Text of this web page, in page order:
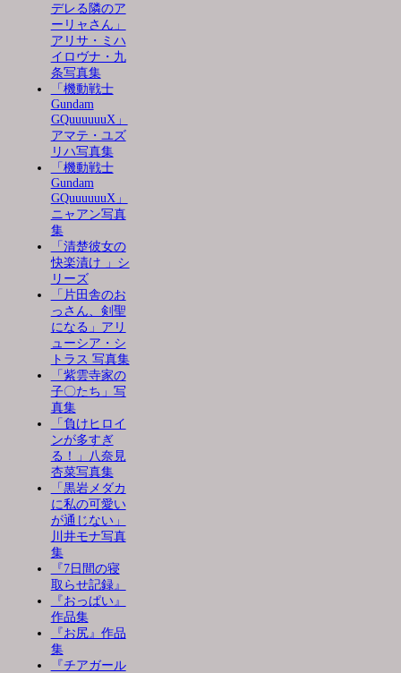
デレる隣のア
ーリャさん」
アリサ・ミハ
イロヴナ・九
条写真集
「機動戦士
Gundam
GQuuuuuuX」
アマテ・ユズ
リハ写真集
「機動戦士
Gundam
GQuuuuuuX」
ニャアン写真
集
「清楚彼女の
快楽漬け 」シ
リーズ
「片田舎のお
っさん、剣聖
になる」アリ
ューシア・シ
トラス 写真集
「紫雲寺家の
子〇たち」写
真集
「負けヒロイ
ンが多すぎ
る！」八奈見
杏菜写真集
「黒岩メダカ
に私の可愛い
が通じない」
川井モナ写真
集
『7日間の寝
取らせ記録』
『おっぱい』
作品集
『お尻』作品
集
『チアガール